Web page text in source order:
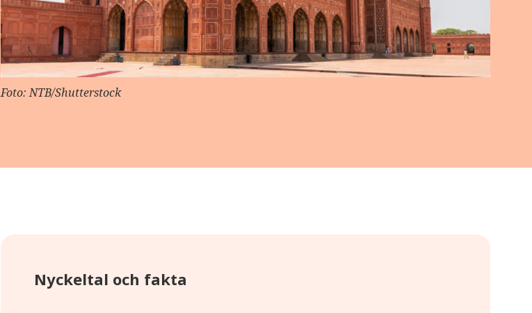
Foto: NTB/Shutterstock
Nyckeltal och fakta